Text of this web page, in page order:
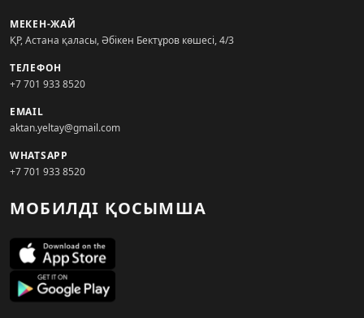
МЕКЕН-ЖАЙ
ҚР, Астана қаласы, Әбікен Бектұров көшесі, 4/3
ТЕЛЕФОН
+7 701 933 8520
EMAIL
aktan.yeltay@gmail.com
WHATSAPP
+7 701 933 8520
МОБИЛДІ ҚОСЫМША